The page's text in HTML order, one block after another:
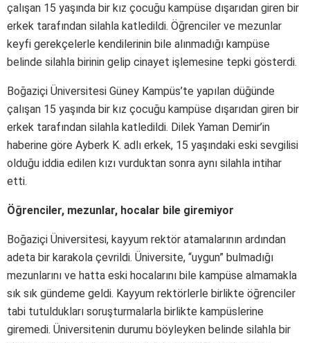
çalışan 15 yaşında bir kız çocuğu kampüse dışarıdan giren bir
erkek tarafından silahla katledildi. Öğrenciler ve mezunlar
keyfi gerekçelerle kendilerinin bile alınmadığı kampüse
belinde silahla birinin gelip cinayet işlemesine tepki gösterdi.
Boğaziçi Üniversitesi Güney Kampüs’te yapılan düğünde
çalışan 15 yaşında bir kız çocuğu kampüse dışarıdan giren bir
erkek tarafından silahla katledildi. Dilek Yaman Demir’in
haberine göre Ayberk K. adlı erkek, 15 yaşındaki eski sevgilisi
olduğu iddia edilen kızı vurduktan sonra aynı silahla intihar
etti.
Öğrenciler, mezunlar, hocalar bile giremiyor
Boğaziçi Üniversitesi, kayyum rektör atamalarının ardından
adeta bir karakola çevrildi. Üniversite, “uygun” bulmadığı
mezunlarını ve hatta eski hocalarını bile kampüse almamakla
sık sık gündeme geldi. Kayyum rektörlerle birlikte öğrenciler
tabi tutuldukları soruşturmalarla birlikte kampüslerine
giremedi. Üniversitenin durumu böyleyken belinde silahla bir